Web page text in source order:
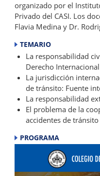
organizado por el
Privado del CASI. Los
Flavia Medina y Dr.
TEMARIO
La responsabilidad
Derecho
La jurisdicción
de tránsito: Fuente
La responsabilidad
El problema de la
accidentes de
PROGRAMA